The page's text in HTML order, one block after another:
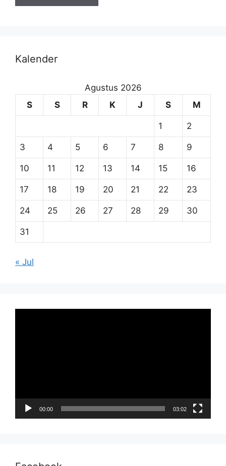
Kalender
Agustus 2026
S
S R K J S M
1 2
3 4 5 6 7 8 9
10 11 12 13 14 15 16
17 18 19 20 21 22 23
24 25 26 27 28 29 30
31
« Jul
00:00 03:02